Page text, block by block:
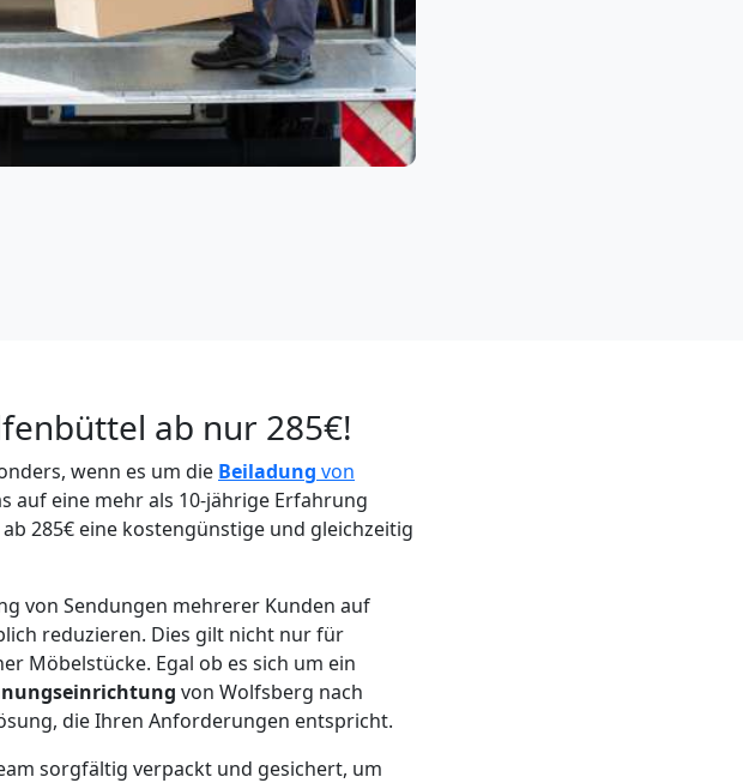
ab nur 285€!
wenn es um die Beiladung von
auf eine mehr als 10-jährige Erfahrung
285€ eine kostengünstige und gleichzeitig
von Sendungen mehrerer Kunden auf
reduzieren. Dies gilt nicht nur für
Möbelstücke. Egal ob es sich um ein
von Wolfsberg nach
die Ihren Anforderungen entspricht.
sorgfältig verpackt und gesichert, um